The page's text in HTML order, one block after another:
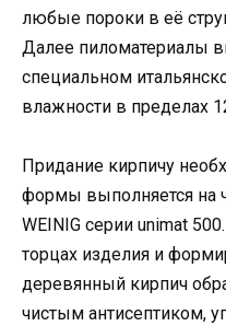
любые пороки в её
Далее пиломатериалы
специальном
влажности в пределах
Придание кирпичу
формы выполняется на
WEINIG серии unimat
торцах изделия и
деревянный кирпич
чистым антисептиком,